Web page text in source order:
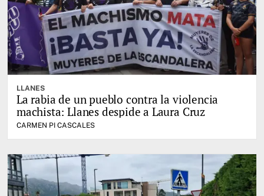
LLANES
La rabia de un pueblo contra la violencia
machista: Llanes despide a Laura Cruz
CARMEN PI CASCALES